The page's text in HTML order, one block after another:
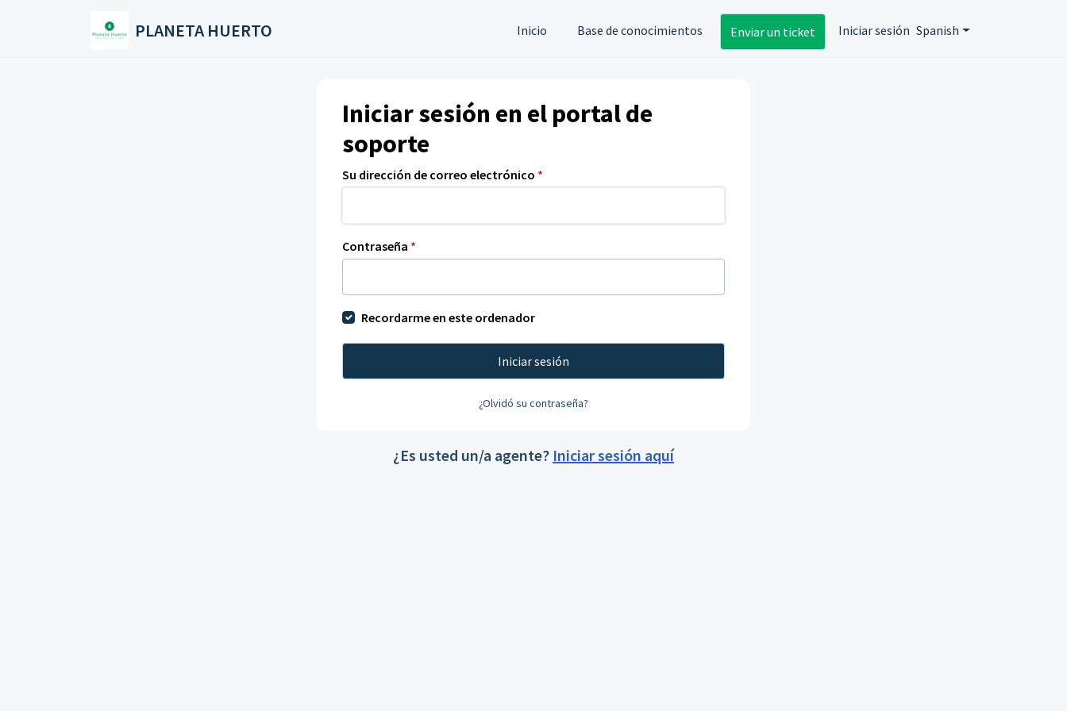
PLANETA HUERTO Inicio Base de conocimientos Enviar un ticket Iniciar sesión Spanish
Iniciar sesión en el portal de
soporte
Su dirección de correo electrónico *
Contraseña *
Recordarme en este ordenador
Iniciar sesión
¿Olvidó su contraseña?
¿Es usted un/a agente? Iniciar sesión aquí